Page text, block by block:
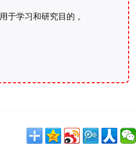
于学习和研究目的 。